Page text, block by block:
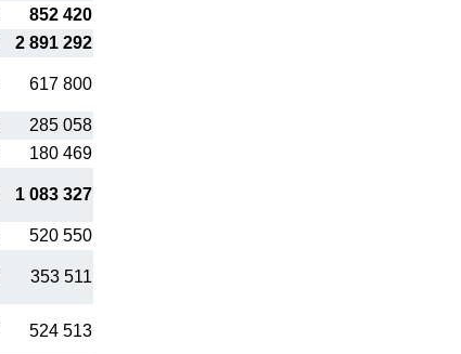
852 420
2 891 292
617 800
285 058
180 469
1 083 327
520 550
353 511
524 513